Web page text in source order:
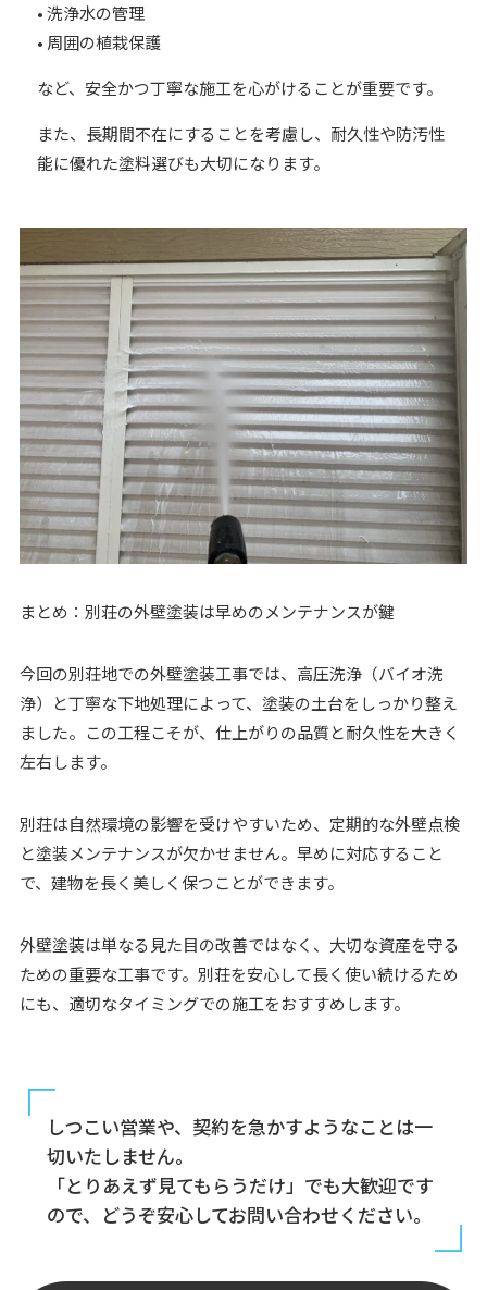
• 洗浄水の管理
• 周囲の植栽保護
など、安全かつ丁寧な施工を心がけることが重要です。
また、長期間不在にすることを考慮し、耐久性や防汚性
能に優れた塗料選びも大切になります。
まとめ：別荘の外壁塗装は早めのメンテナンスが鍵
今回の別荘地での外壁塗装工事では、高圧洗浄（バイオ洗
浄）と丁寧な下地処理によって、塗装の土台をしっかり整え
ました。この工程こそが、仕上がりの品質と耐久性を大きく
左右します。
別荘は自然環境の影響を受けやすいため、定期的な外壁点検
と塗装メンテナンスが欠かせません。早めに対応すること
で、建物を長く美しく保つことができます。
外壁塗装は単なる見た目の改善ではなく、大切な資産を守る
ための重要な工事です。別荘を安心して長く使い続けるため
にも、適切なタイミングでの施工をおすすめします。
しつこい営業や、契約を急かすようなことは一
切いたしません。
「とりあえず見てもらうだけ」でも大歓迎です
ので、どうぞ安心してお問い合わせください。